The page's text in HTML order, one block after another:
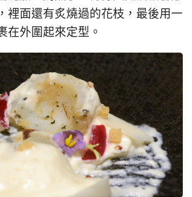
裡面還有炙燒過的花枝，最後用一
在外圍起來定型。